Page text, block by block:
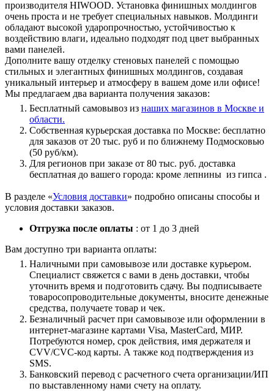
производителя HIWOOD. Установка финишных молдингов
очень проста и не требует специальных навыков. Молдинги
обладают высокой ударопрочностью, устойчивостью к
воздействию влаги, идеально подходят под цвет выбранных
вами панелей.
Дополните вашу отделку стеновых панелей с помощью
стильных и элегантных финишных молдингов, создавая
уникальный интерьер и атмосферу в вашем доме или офисе!
Мы предлагаем два варианта получения заказов:
Бесплатный самовывоз из наших магазинов в Москве и
области.
Собственная курьерская доставка по Москве: бесплатно
для заказов от 20 тыс. руб и по ближнему Подмосковью
(50 руб/км).
Для регионов при заказе от 80 тыс. руб. доставка
бесплатная до вашего города: кроме лепнины из гипса .
В разделе «Условия доставки» подробно описаны способы и
условия доставки заказов.
Отгрузка после оплаты : от 1 до 3 дней
Вам доступно три варианта оплаты:
Наличными при самовывозе или доставке курьером.
Специалист свяжется с вами в день доставки, чтобы
уточнить время и подготовить сдачу. Вы подписываете
товаросопроводительные документы, вносите денежные
средства, получаете товар и чек.
Безналичный расчет при самовывозе или оформлении в
интернет-магазине картами Visa, MasterCard, МИР.
Потребуются номер, срок действия, имя держателя и
CVV/CVC-код карты. А также код подтверждения из
SMS.
Банковский перевод с расчетного счета организации/ИП
по выставленному нами счету на оплату.